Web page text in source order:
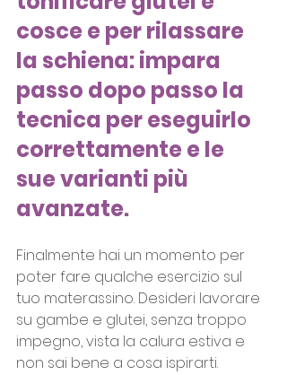
cosce e per rilassare
la schiena: impara
passo dopo passo la
tecnica per eseguirlo
correttamente e le
sue varianti più
avanzate.
Finalmente hai un momento per
poter fare qualche esercizio sul
tuo materassino. Desideri lavorare
su gambe e glutei, senza troppo
impegno, vista la calura estiva e
non sai bene a cosa ispirarti.